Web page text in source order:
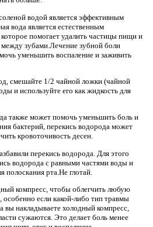
водой является эффективным
вода является естественным
помогает удалить частицы пищи и
между зубами.Лечение зубной боли
уменьшить воспаление и заживить
смешайте 1/2 чайной ложки (чайной
и используйте его как жидкость для
также может помочь уменьшить боль и
бактерий, перекись водорода может
кровоточивость десен.
перекись водорода. Для этого
водорода с равными частями воды и
полоскания рта.Не глотай.
компресс, чтобы облегчить любую
если какой-либо тип травмы
вы накладываете холодный компресс,
сужаются. Это делает боль менее